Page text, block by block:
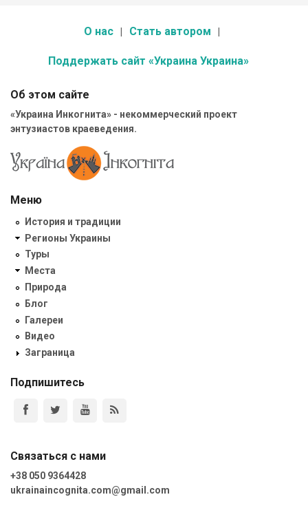
О нас Стать автором
Поддержать сайт «Украина Украина»
Об этом сайте
«Украина Инкогнита» - некоммерческий проект
энтузиастов краеведения.
Меню
История и традиции
Регионы Украины
Туры
Места
Природа
Блог
Галереи
Видео
Заграница
Подпишитесь
Связаться с нами
+38 050 9364428
ukrainaincognita.com@gmail.com